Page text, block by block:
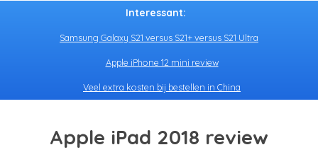
Interessant:
Samsung Galaxy S21 versus S21+ versus S21 Ultra
Apple iPhone 12 mini review
Veel extra kosten bij bestellen in China
Apple iPad 2018 review